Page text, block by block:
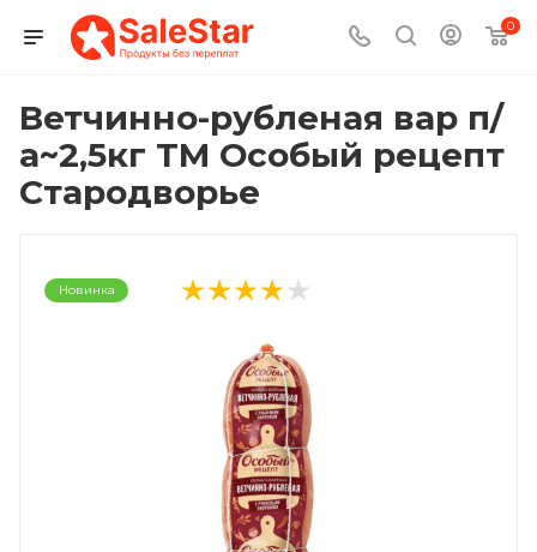
0
Ветчинно-рубленая вар п/
а~2,5кг ТМ Особый рецепт
Стародворье
Новинка